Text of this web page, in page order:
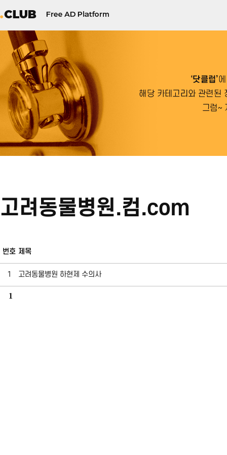
고려동물병원.컴.com
번호 제목
1 고려동물병원 하현제 수의사
1